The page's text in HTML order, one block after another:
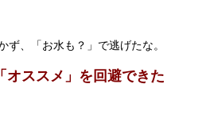
、「お水も？」で逃げたな。
オススメ」を回避できた